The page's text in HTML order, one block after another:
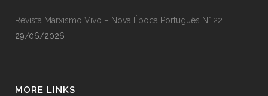
Revista Marxismo Vivo – Nova Época Português N° 22
29/06/2026
MORE LINKS